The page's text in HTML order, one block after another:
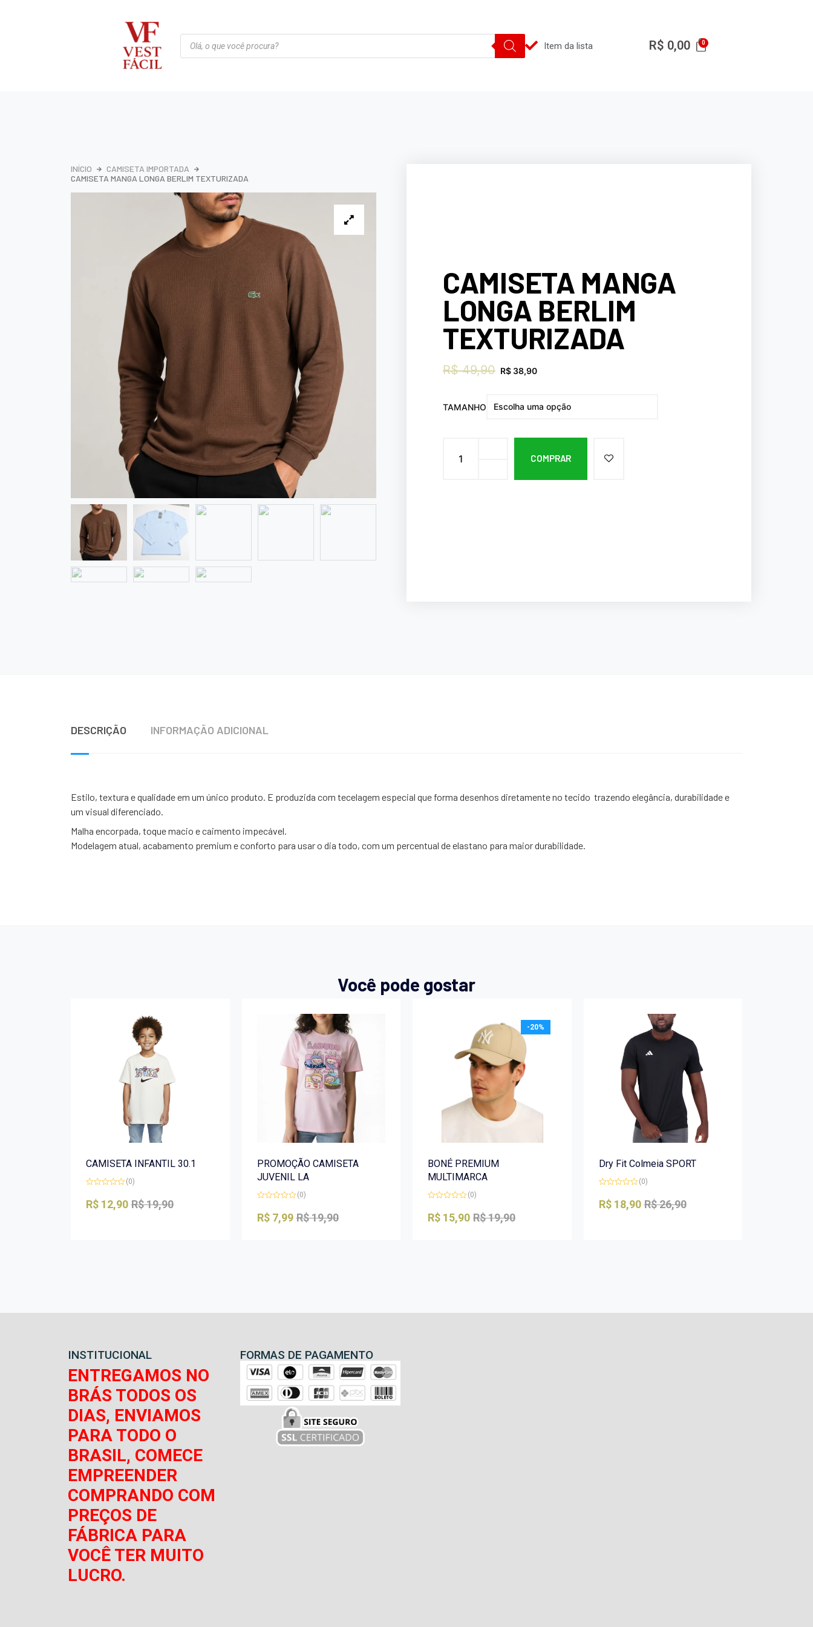
Item da lista R$ 0,00
INÍCIO
CAMISETA IMPORTADA
CAMISETA MANGA LONGA BERLIM TEXTURIZADA
CAMISETA MANGA
LONGA BERLIM
TEXTURIZADA
R$49,90 R$ 38,90
TAMANHO
COMPRAR
DESCRIÇÃO INFORMAÇÃO ADICIONAL
Estilo, textura e qualidade em um único produto. E produzida com tecelagem especial que forma desenhos diretamente no tecido trazendo elegância, durabilidade e
um visual diferenciado.
Malha encorpada, toque macio e caimento impecável.
Modelagem atual, acabamento premium e conforto para usar o dia todo, com um percentual de elastano para maior durabilidade.
Você pode gostar
CAMISETA INFANTIL 30.1
0
de
(0)
R$19,90
R$ 12,90
PROMOÇÃO CAMISETA
JUVENIL LA
0
de
(0)
R$19,90
R$7,99
-20%
BONÉ PREMIUM
MULTIMARCA
0
de
(0)
R$19,90
R$ 15,90
Dry Fit Colmeia SPORT
0
de
(0)
R$26,90
R$18,90
INSTITUCIONAL
ENTREGAMOS NO
BRÁS TODOS OS
DIAS, ENVIAMOS
PARA TODO O
BRASIL, COMECE
EMPREENDER
COMPRANDO COM
PREÇOS DE
FÁBRICA PARA
VOCÊ TER MUITO
LUCRO.
FORMAS DE PAGAMENTO